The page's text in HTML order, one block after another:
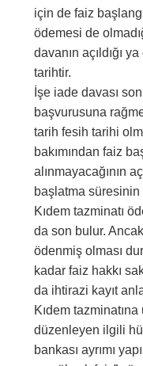
için de faiz
ödemesi de
davanın açıldığı
tarihtir.
İşe iade davası
başvurusuna
tarih fesih tarihi
bakımından faiz
alınmayacağının
başlatma süresinin
Kıdem tazminatı
da son bulur. Ancak
ödenmiş olması
kadar faiz hakkı
da ihtirazi kayıt
Kıdem
düzenleyen ilgili
bankası ayrımı